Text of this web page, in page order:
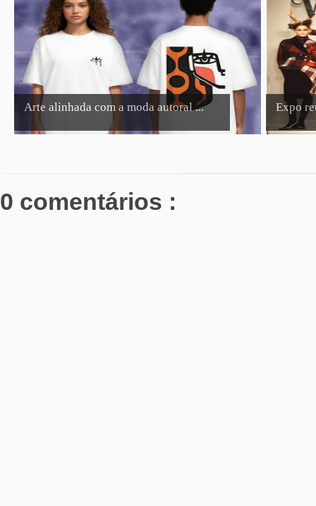
Arte alinhada com a moda autoral ... Expo
0 comentários :